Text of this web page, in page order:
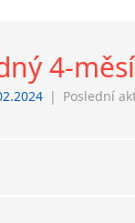
4-
| Poslední